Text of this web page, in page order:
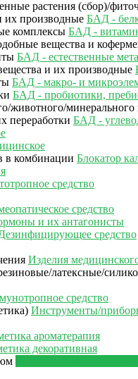
БАД -
БАД -
БАД - естественные
БАД - макро- и
БАД - пробиотики,
БАД -
Блокатор
средство
средство
и их антагонисты
средство
Изделия
средство
Инструменты/
ароматерапия
декоративная